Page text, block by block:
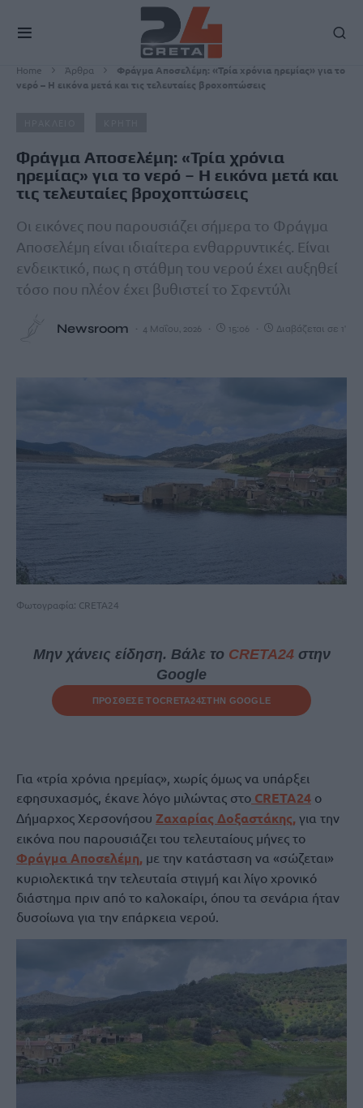
Home Άρθρα
Φράγμα Αποσελέμη: «Τρία χρόνια ηρεμίας» για το
νερό – Η εικόνα μετά και τις τελευταίες βροχοπτώσεις
Φράγμα Αποσελέμη: «Τρία χρόνια
ηρεμίας» για το νερό – Η εικόνα μετά και
τις τελευταίες βροχοπτώσεις
Οι εικόνες που παρουσιάζει σήμερα το Φράγμα
Αποσελέμη είναι ιδιαίτερα ενθαρρυντικές. Είναι
ενδεικτικό, πως η στάθμη του νερού έχει αυξηθεί
τόσο που πλέον έχει βυθιστεί το Σφεντύλι
Newsroom 4 Μαΐου, 2026 15:06 Διαβάζεται σε 1'
Φωτογραφία: CRETA24
Μην χάνεις είδηση. Βάλε το CRETA24στην
Google
ΠΡΟΣΘΕΣΕ ΤΟCRETA24ΣΤΗΝ GOOGLE
Για «τρία χρόνια ηρεμίας», χωρίς όμως να υπάρξει
εφησυχασμός, έκανε λόγο μιλώντας στο CRETA24 ο
Δήμαρχος Χερσονήσου Ζαχαρίας Δοξαστάκης, για την
εικόνα που παρουσιάζει του τελευταίους μήνες το
Φράγμα Αποσελέμη, με την κατάσταση να «σώζεται»
κυριολεκτικά την τελευταία στιγμή και λίγο χρονικό
διάστημα πριν από το καλοκαίρι, όπου τα σενάρια ήταν
δυσοίωνα για την επάρκεια νερού.